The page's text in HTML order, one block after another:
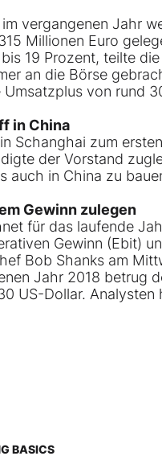
vergangenen Jahr
Millionen Euro
19 Prozent, teilte
an die Börse
von rund
in China
Schanghai zum
der Vorstand
auch in China zu
Gewinn zulegen
für das laufende
Gewinn (Ebit)
Bob Shanks am
Jahr 2018 betrug
US-Dollar.
BASICS